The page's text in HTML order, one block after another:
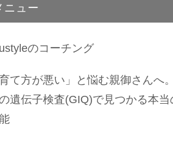
ニュー
のコーチング
育て方が悪い」と悩む親御さんへ
遺伝子検査(GIQ)で見つかる本当